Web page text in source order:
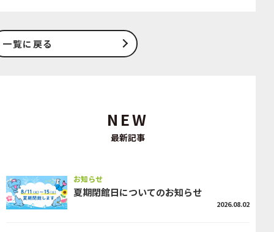
NEW
最新記事
お知らせ
夏期閉館日についてのお知らせ
2026.08.02
一覧に戻る